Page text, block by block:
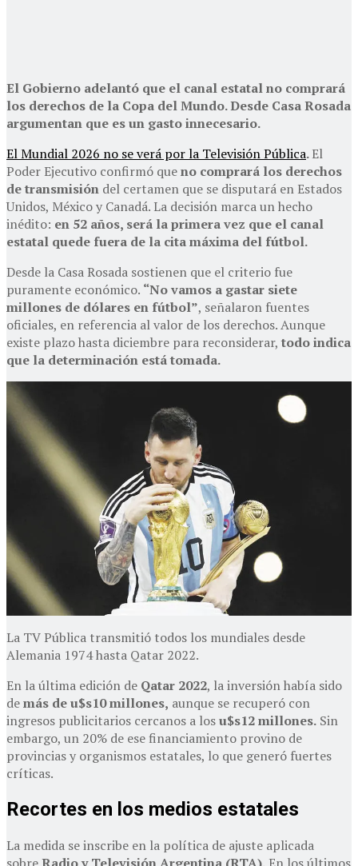
El Gobierno adelantó que el canal estatal no comprará
los derechos de la Copa del Mundo. Desde Casa Rosada
argumentan que es un gasto innecesario.
El Mundial 2026 no se verá por la Televisión Pública.El
Poder Ejecutivo confirmó queno comprará los derechos
de transmisión del certamen que se disputará en Estados
Unidos, México y Canadá. La decisión marca un hecho
inédito: en 52 años, será la primera vez que el canal
estatal quede fuera de la cita máxima del fútbol.
Desde la Casa Rosada sostienen que el criterio fue
puramente económico. “No vamos a gastar siete
millones de dólares en fútbol”, señalaron fuentes
oficiales, en referencia al valor de los derechos. Aunque
existe plazo hasta diciembre para reconsiderar,todo indica
que la determinación está tomada.
La TV Pública transmitió todos los mundiales desde
Alemania 1974 hasta Qatar 2022.
En la última edición de Qatar 2022, la inversión había sido
demás de u$s10 millones, aunque se recuperó con
ingresos publicitarios cercanos a losu$s12 millones. Sin
embargo, un 20% de ese financiamiento provino de
provincias y organismos estatales, lo que generó fuertes
críticas.
Recortes en los medios estatales
La medida se inscribe en la política de ajuste aplicada